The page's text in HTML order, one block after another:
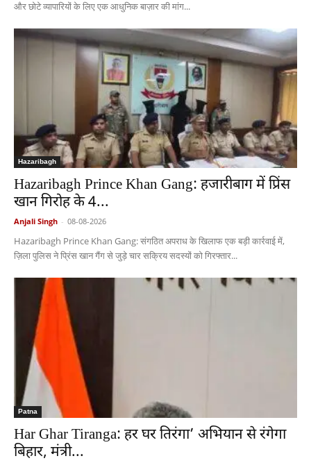
और छोटे व्यापारियों के लिए एक आधुनिक बाज़ार की मांग...
Hazaribagh
Hazaribagh Prince Khan Gang: हजारीबाग में प्रिंस
खान गिरोह के 4...
Anjali Singh - 08-08-2026
Hazaribagh Prince Khan Gang: संगठित अपराध के खिलाफ एक बड़ी कार्रवाई में,
ज़िला पुलिस ने प्रिंस खान गैंग से जुड़े चार सक्रिय सदस्यों को गिरफ्तार...
Patna
Har Ghar Tiranga: हर घर तिरंगा’ अभियान से रंगेगा
बिहार, मंत्री...